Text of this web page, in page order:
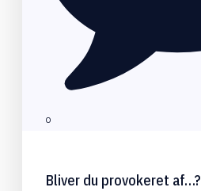
0
Bliver du provokeret af…?